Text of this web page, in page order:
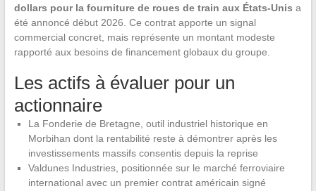
dollars pour la fourniture de roues de train aux États-Unis a
été annoncé début 2026. Ce contrat apporte un signal
commercial concret, mais représente un montant modeste
rapporté aux besoins de financement globaux du groupe.
Les actifs à évaluer pour un
actionnaire
La Fonderie de Bretagne, outil industriel historique en
Morbihan dont la rentabilité reste à démontrer après les
investissements massifs consentis depuis la reprise
Valdunes Industries, positionnée sur le marché ferroviaire
international avec un premier contrat américain signé